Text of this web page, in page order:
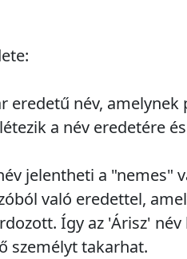
eredetű név,
a név eredetére
jelentheti a "nemes"
való eredettel,
Így az 'Árisz'
személyt takarhat.